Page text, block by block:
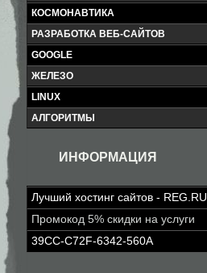
КОСМОНАВТИКА
РАЗРАБОТКА ВЕБ-САЙТОВ
GOOGLE
ЖЕЛЕЗО
LINUX
АЛГОРИТМЫ
ИНФОРМАЦИЯ
Лучший хостинг сайтов - REG.RU
Промокод 5% скидки на услуги
39CC-C72F-6342-560A